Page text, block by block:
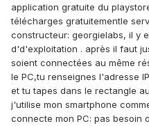
application gratuite du
télécharges gratuitementle
constructeur: georgielabs, il y
d'd'exploitation . après il faut
soient connectées au même
le PC,tu renseignes l'adresse
et tu tapes dans le rectangle
j'utilise mon smartphone
connecte mon PC: pas besoin